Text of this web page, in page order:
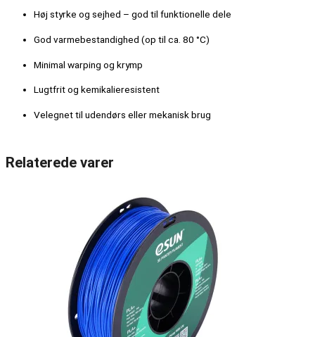
Høj styrke og sejhed – god til funktionelle dele
God varmebestandighed (op til ca. 80 °C)
Minimal warping og krymp
Lugtfrit og kemikalieresistent
Velegnet til udendørs eller mekanisk brug
Relaterede varer